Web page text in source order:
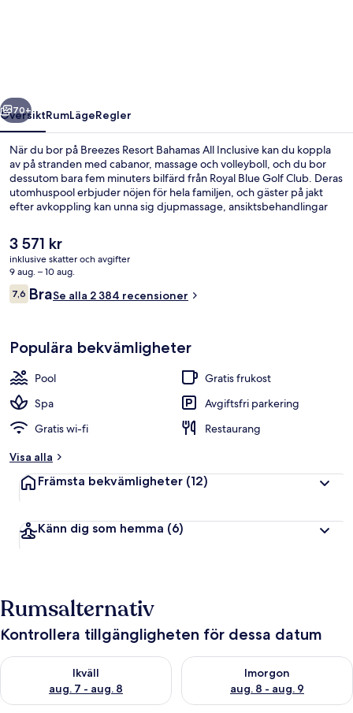
Nästa
70+
ÖversiktRumLägeRegler
När du bor på Breezes Resort Bahamas All Inclusive kan du koppla
av på stranden med cabanor, massage och volleyboll, och du bor
dessutom bara fem minuters bilfärd från Royal Blue Golf Club. Deras
utomhuspool erbjuder nöjen för hela familjen, och gäster på jakt
efter avkoppling kan unna sig djupmassage, ansiktsbehandlingar
finns en bar/lounge, där du kan svalka dig med en drink. Här har
gäster dessutom tillgång till 2 utomhustennisbanor, en nattklubb
och en bar vid poolen. Andra resenärer uppskattar poolen och den
hjälpsamma personalen.
Det
nuvarande
priset
är
3 571 kr
3 571 kr
inklusive skatter och avgifter
9 aug. – 10 aug.
Recensioner
7,67,6 av 10,
BraSe alla 2 384 recensioner
Populära bekvämligheter
Pool
Gratis frukost
Spa
Avgiftsfri parkering
Gratis wi-fi
Restaurang
Visa alla
Främsta bekvämligheter (12)
Känn dig som hemma (6)
Rumsalternativ
Kontrollera tillgängligheten för dessa datum
Ikväll
aug. 7 - aug. 8
Kontrollera tillgängligheten för ikväll aug. 7 - aug. 8
Imorgon
aug. 8 - aug. 9
Kontrollera tillgängligheten